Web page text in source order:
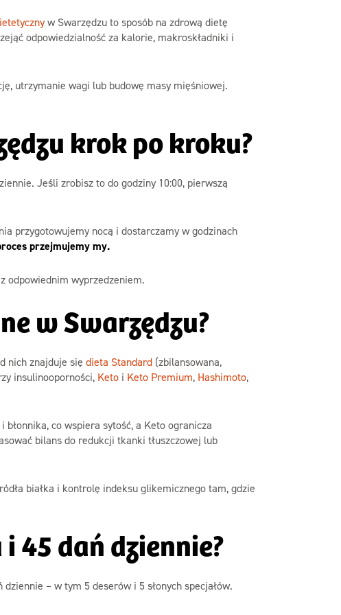
w Swarzędzu to sposób na zdrową dietę
odpowiedzialność za kalorie, makroskładniki i
utrzymanie wagi lub budowę masy mięśniowej.
krok po kroku?
Jeśli zrobisz to do godziny 10:00, pierwszą
przygotowujemy nocą i dostarczamy w godzinach
przejmujemy my.
odpowiednim wyprzedzeniem.
w Swarzędzu?
nich znajduje się dieta Standard (zbilansowana,
insulinooporności, Keto i Keto Premium, Hashimoto,
co wspiera sytość, a Keto ogranicza
bilans do redukcji tkanki tłuszczowej lub
białka i kontrolę indeksu glikemicznego tam, gdzie
45 dań dziennie?
– w tym 5 deserów i 5 słonych specjałów.